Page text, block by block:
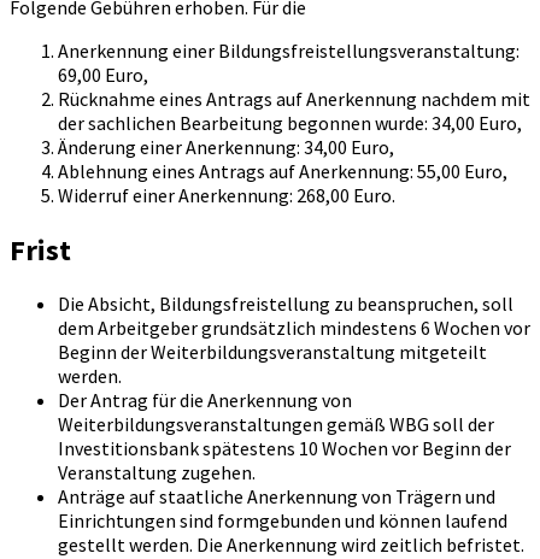
Folgende Gebühren erhoben. Für die
Anerkennung einer Bildungsfreistellungsveranstaltung:
69,00 Euro,
Rücknahme eines Antrags auf Anerkennung nachdem mit
der sachlichen Bearbeitung begonnen wurde: 34,00 Euro,
Änderung einer Anerkennung: 34,00 Euro,
Ablehnung eines Antrags auf Anerkennung: 55,00 Euro,
Widerruf einer Anerkennung: 268,00 Euro.
Frist
Die Absicht, Bildungsfreistellung zu beanspruchen, soll
dem Arbeitgeber grundsätzlich mindestens 6 Wochen vor
Beginn der Weiterbildungsveranstaltung mitgeteilt
werden.
Der Antrag für die Anerkennung von
Weiterbildungsveranstaltungen gemäß WBG soll der
Investitionsbank spätestens 10 Wochen vor Beginn der
Veranstaltung zugehen.
Anträge auf staatliche Anerkennung von Trägern und
Einrichtungen sind formgebunden und können laufend
gestellt werden. Die Anerkennung wird zeitlich befristet.